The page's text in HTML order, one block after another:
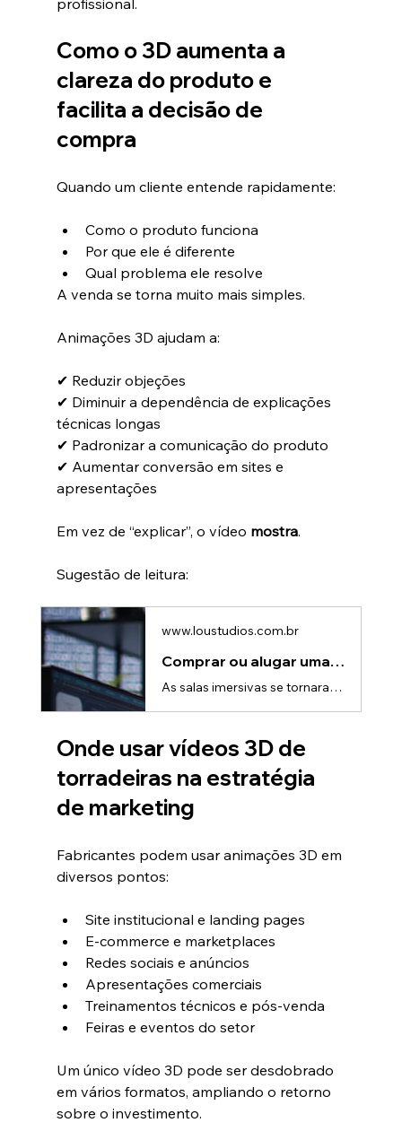
profissional.
Como o 3D aumenta a
clareza do produto e
facilita a decisão de
compra
Quando um cliente entende rapidamente:
Como o produto funciona
Por que ele é diferente
Qual problema ele resolve
A venda se torna muito mais simples.
Animações 3D ajudam a:
✔ Reduzir objeções
✔ Diminuir a dependência de explicações
técnicas longas
✔ Padronizar a comunicação do produto
✔ Aumentar conversão em sites e
apresentações
Em vez de “explicar”, o vídeo mostra.
Sugestão de leitura:
www.loustudios.com.br
Comprar ou alugar uma sala imersiva: O que vale mais a pena para sua empresa?
As salas imersivas se tornaram uma poderosa ferramenta para lançamentos de produtos, apresentações institucionais, treinamentos e eventos corporativos. Empresas que buscam impacto visual, inovação e diferenciação estão cada vez mais interessadas nesse tipo de experiência.Mas uma dúvida surge logo no início do planejamento:👉 Vale mais a pena comprar ou alugar uma sala imersiva?A resposta depende de fatores como frequência de uso, objetivo estratégico, orçamento e tipo de conteúdo. Neste artigo,
Onde usar vídeos 3D de
torradeiras na estratégia
de marketing
Fabricantes podem usar animações 3D em
diversos pontos:
Site institucional e landing pages
E-commerce e marketplaces
Redes sociais e anúncios
Apresentações comerciais
Treinamentos técnicos e pós-venda
Feiras e eventos do setor
Um único vídeo 3D pode ser desdobrado
em vários formatos, ampliando o retorno
sobre o investimento.